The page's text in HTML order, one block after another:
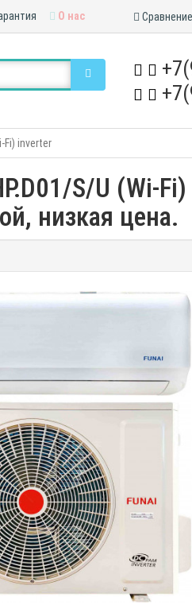
О нас
Fi) inverter
S/U (Wi-
низкая цена.